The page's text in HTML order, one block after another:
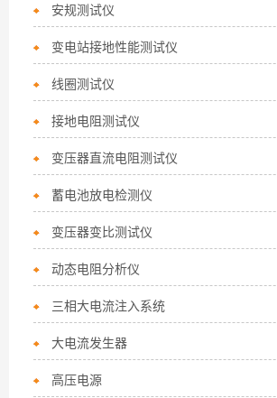
安规测试仪
变电站接地性能测试仪
线圈测试仪
接地电阻测试仪
变压器直流电阻测试仪
蓄电池放电检测仪
变压器变比测试仪
动态电阻分析仪
三相大电流注入系统
大电流发生器
高压电源